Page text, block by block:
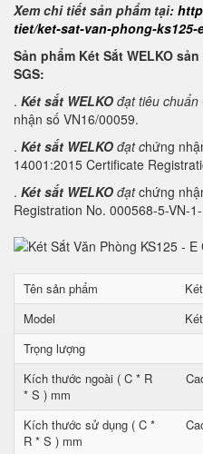
Xem chi tiết sản phẩm tại:
tiet/ket-sat-van-phong-ks125-
Sản phẩm Két Sắt WELKO
SGS:
. Két sắt WELKO đạt tiêu chuẩn
nhận số VN16/00059.
. Két sắt WELKO đạt chứng
14001:2015 Certificate
. Két sắt WELKO đạtchứng
Registration No. 000568-5-VN-
Tên sản phẩm
Model
Trọng lượng
Kích thước ngoài ( C * R
* S ) mm
Kích thước sử dụng ( C *
R * S ) mm